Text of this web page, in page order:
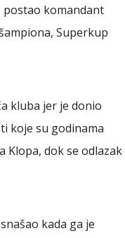
postao komandant
Superkup
kluba jer je donio
koje su godinama
Klopa, dok se odlazak
kada ga je